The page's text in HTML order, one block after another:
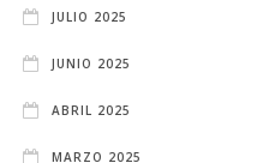
JULIO 2025
JUNIO 2025
ABRIL 2025
MARZO 2025